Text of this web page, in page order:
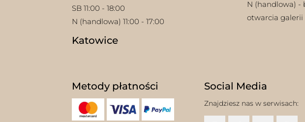
SB 11:00 - 18:00
N (handlowa) 11:00 - 17:00
Katowice
N (handlowa) -
otwarcia galerii
Metody płatności Social Media
Znajdziesz nas w serwisach: